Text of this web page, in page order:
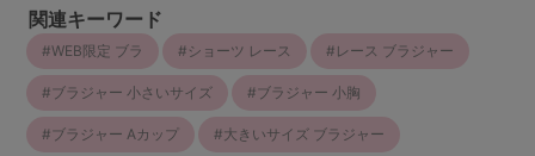
関連キーワード
WEB限定 ブラ ショーツ レース レース ブラジャー
ブラジャー 小さいサイズ ブラジャー 小胸
ブラジャー Aカップ 大きいサイズ ブラジャー